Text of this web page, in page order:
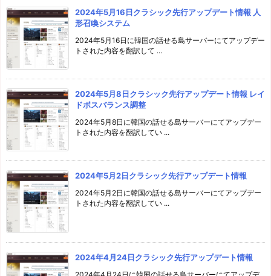
2024年5月16日クラシック先行アップデート情報 人
形召喚システム
2024年5月16日に韓国の話せる島サーバーにてアップデー
トされた内容を翻訳して ...
2024年5月8日クラシック先行アップデート情報 レイ
ドボスバランス調整
2024年5月8日に韓国の話せる島サーバーにてアップデー
トされた内容を翻訳してい ...
2024年5月2日クラシック先行アップデート情報
2024年5月2日に韓国の話せる島サーバーにてアップデー
トされた内容を翻訳してい ...
2024年4月24日クラシック先行アップデート情報